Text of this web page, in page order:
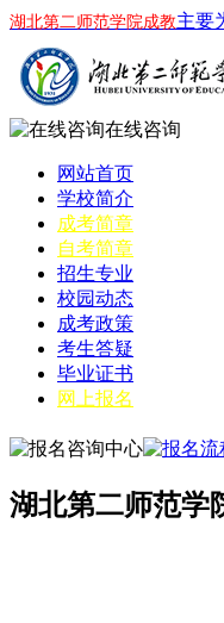
湖北第二师范学院成教主要
在线咨询
网站首页
学校简介
成考简章
自考简章
招生专业
校园动态
成考政策
考生答疑
毕业证书
网上报名
湖北第二师范学